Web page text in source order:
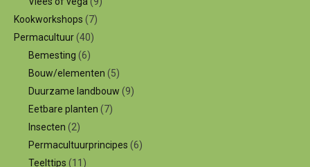
Kookworkshops (7)
Permacultuur(40)
Bemesting (6)
Bouw/elementen (5)
Duurzame landbouw (9)
Eetbare planten (7)
Insecten (2)
Permacultuurprincipes (6)
Teelttips (11)